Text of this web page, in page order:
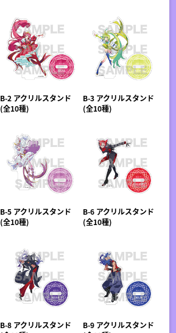
B-2 アクリルスタンド
(全10種)
B-3 アクリルスタンド
(全10種)
B-5 アクリルスタンド
(全10種)
B-6 アクリルスタンド
(全10種)
B-8 アクリルスタンド
B-9 アクリルスタンド